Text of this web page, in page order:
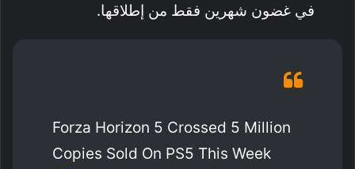
في غضون شهرين فقط من إطلاقها.
Forza Horizon 5 Crossed 5 Million
Copies Sold On PS5 This Week